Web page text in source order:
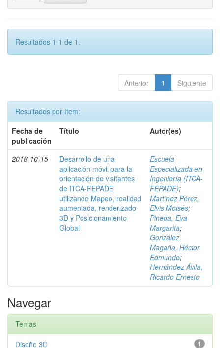
Resultados 1-1 de 1.
Anterior 1 Siguiente
Resultados por ítem:
Fecha de
publicación
Título Autor(es)
2018-10-15
Desarrollo de una
aplicación móvil para la
orientación de visitantes
de ITCA-FEPADE
utilizando Mapeo, realidad
aumentada, renderizado
3D y Posicionamiento
Global
Escuela
Especializada en
Ingeniería (ITCA-
FEPADE);
Martínez Pérez,
Elvis Moisés;
Pineda, Eva
Margarita;
González
Magaña, Héctor
Edmundo;
Hernández Ávila,
Ricardo Ernesto
Navegar
Temas
1
Diseño 3D